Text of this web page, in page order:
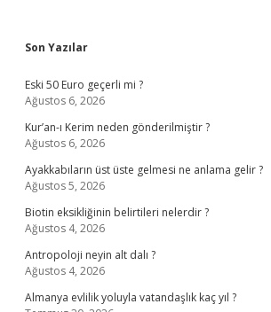
Sidebar
Son Yazılar
Eski 50 Euro geçerli mi ?
Ağustos 6, 2026
Kur’an-ı Kerim neden gönderilmiştir ?
Ağustos 6, 2026
Ayakkabıların üst üste gelmesi ne anlama gelir ?
Ağustos 5, 2026
Biotin eksikliğinin belirtileri nelerdir ?
Ağustos 4, 2026
Antropoloji neyin alt dalı ?
Ağustos 4, 2026
Almanya evlilik yoluyla vatandaşlık kaç yıl ?